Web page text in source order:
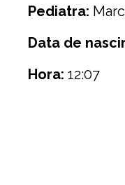
Pediatra:
Data de
Hora: 12:07